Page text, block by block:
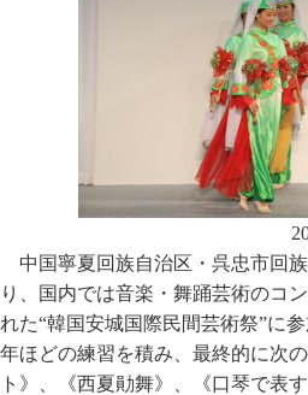
中国寧夏回族自治区・呉忠市回
り、国内では音楽・舞踊芸術のコ
れた“韓国安城国際民間芸術祭”に
年ほどの練習を積み、最終的に次
ト》、《西夏勛舞》、《口琴で表